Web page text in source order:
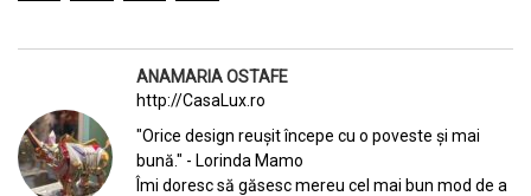
ANAMARIA OSTAFE
http://CasaLux.ro
"Orice design reușit începe cu o poveste și mai
bună." - Lorinda Mamo
Îmi doresc să găsesc mereu cel mai bun mod de a